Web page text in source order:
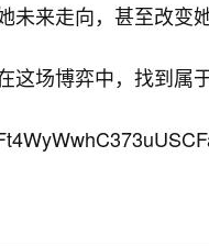
未来走向，甚至改变
这场博弈中，找到属